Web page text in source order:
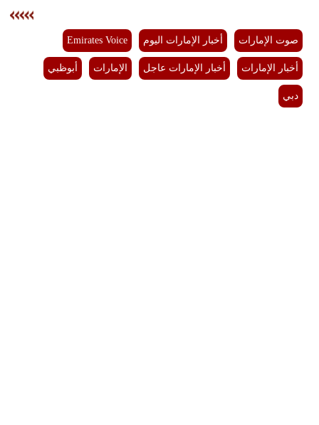
صوت الإمارات أخبار الإمارات اليوم Emirates Voice
أخبار الإمارات أخبار الإمارات عاجل الإمارات أبوظبي
دبي